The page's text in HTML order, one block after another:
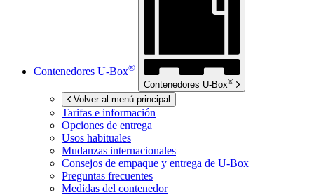
Contenedores U-Box®
Contenedores U-Box®
Volver al menú principal
Tarifas e información
Opciones de entrega
Usos habituales
Mudanzas internacionales
Consejos de empaque y entrega de U-Box
Preguntas frecuentes
Medidas del contenedor